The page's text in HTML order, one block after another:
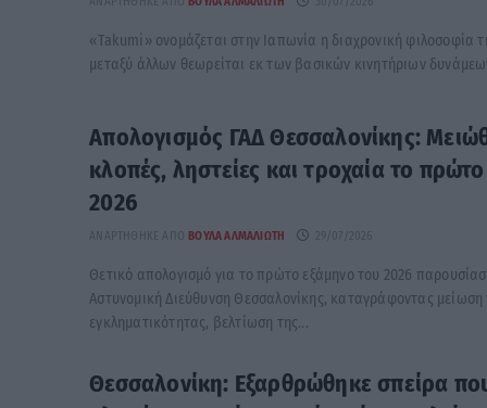
«Takumi» ονομάζεται στην Ιαπωνία η διαχρονική φιλοσοφία
μεταξύ άλλων θεωρείται εκ των βασικών κινητήριων
Απολογισμός ΓΑΔ Θεσσαλονίκης:
κλοπές, ληστείες και τροχαία το
2026
ΑΝΑΡΤΉΘΗΚΕ ΑΠΌ ΒΟΎΛΑ ΑΛΜΑΛΙΏΤΗ 29/07/2026
Θετικό απολογισμό για το πρώτο εξάμηνο του 2026
Αστυνομική Διεύθυνση Θεσσαλονίκης, καταγράφοντας μείωση
εγκληματικότητας, βελτίωση της...
Θεσσαλονίκη: Εξαρθρώθηκε σπείρα